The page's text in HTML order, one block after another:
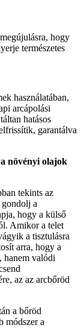
hogy
természetes
használatában,
arcápolási
hatásos
garantálva
a növényi olajok
tekints az
gondolj a
hogy a külső
Amikor a telet
a tisztulásra
arra, hogy a
hanem valódi
az az arcbőröd
a bőröd
módszer a